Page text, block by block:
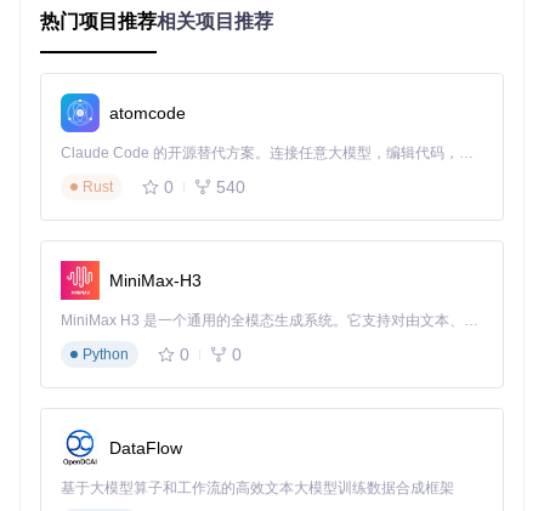
柔性连接区定位
多亚基复合物的相互作用界面
蛋白质-蛋白质相互作用位点
在药物开发研究中，识别高可靠性结构区域至关重要。通过pL
DDT分数，您可以快速定位适合药物设计的蛋白质区域：
筛选高可信度区域
：选择连续pLDDT>90的区域，这些区
域原子位置误差小于1Å，适合精确的分子对接研究
验证结构保守性：结合多序列比对，确认该区域在同源蛋
白中的保守性
分析结合口袋特性
键网络和疏水特性
热门项目推荐相关项目推荐
atomcode
Claude Code 的开源替代方案。连接任意大模型，编辑代码，运行命令，自动验证 — 全自动执行。用 Rust 构建，极致性能。 ｜ An open-source alternative to Claude Code. Connect any LLM, edit code, run commands, and verify changes — autonomously. Built in Rust for speed. Get Started
Rust
0 540
MiniMax-H3
MiniMax H3 是一个通用的全模态生成系统。它支持对由文本、图像、视频和音频组成的多模态上下文进行统一理解，并能生成分辨率高达 2K、时长可达 15 秒的带原生立体声音频的视频。得益于面向任务泛化的系统设计，H3 在预训练阶段就已具备广泛的多模态上下文理解与生成能力，能够出色地执行复杂的多模态指令。
Python
0 0
DataFlow
基于大模型算子和工作流的高效文本大模型训练数据合成框架